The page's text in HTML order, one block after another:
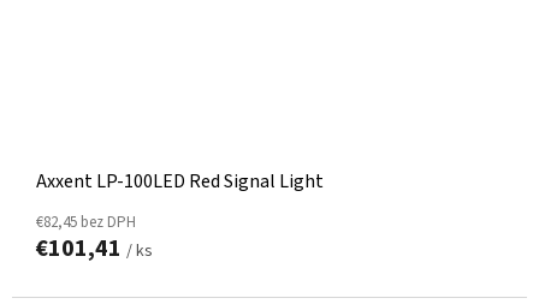
Axxent LP-100LED Red Signal Light
€82,45 bez DPH
€101,41 / ks